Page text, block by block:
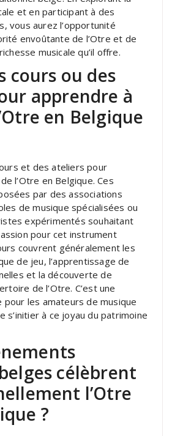
et en participant à des
vous aurez l’opportunité
envoûtante de l’Otre et de
musicale qu’il offre.
cours ou des
apprendre à
en Belgique
et des ateliers pour
l’Otre en Belgique. Ces
par des associations
de musique spécialisées ou
expérimentés souhaitant
pour cet instrument
couvrent généralement les
de jeu, l’apprentissage de
et la découverte de
de l’Otre. C’est une
les amateurs de musique
s’initier à ce joyau du patrimoine
célèbrent
l’Otre
?